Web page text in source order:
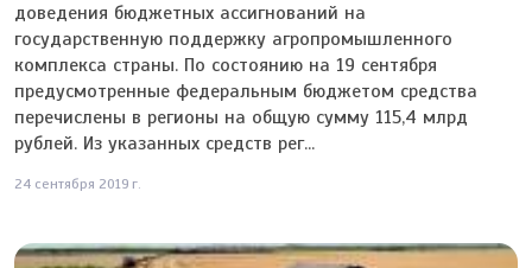
доведения бюджетных ассигнований на
государственную поддержку агропромышленного
комплекса страны. По состоянию на 19 сентября
предусмотренные федеральным бюджетом средства
перечислены в регионы на общую сумму 115,4 млрд
рублей. Из указанных средств рег...
24 сентября 2019 г.